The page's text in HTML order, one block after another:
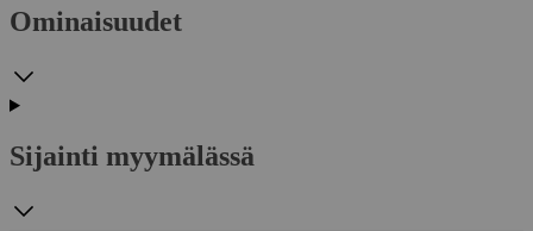
Ominaisuudet
Sijainti myymälässä